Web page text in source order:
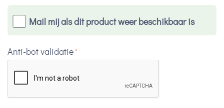
Mail mij als dit product weer beschikbaar is
Anti-bot validatie